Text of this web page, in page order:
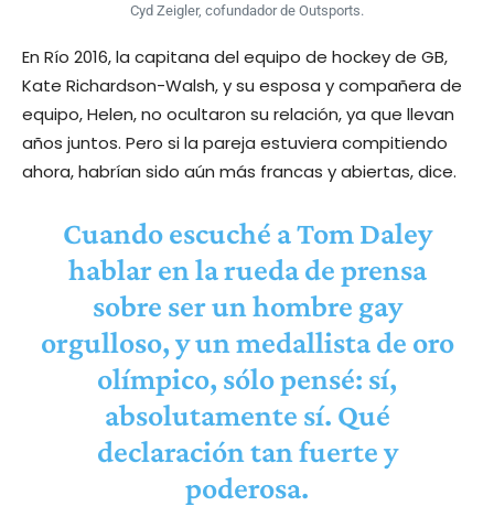
Cyd Zeigler, cofundador de Outsports.
En Río 2016, la capitana del equipo de hockey de GB,
Kate Richardson-Walsh, y su esposa y compañera de
equipo, Helen, no ocultaron su relación, ya que llevan
años juntos. Pero si la pareja estuviera compitiendo
ahora, habrían sido aún más francas y abiertas, dice.
Cuando escuché a Tom Daley
hablar en la rueda de prensa
sobre ser un hombre gay
orgulloso, y un medallista de oro
olímpico, sólo pensé: sí,
absolutamente sí. Qué
declaración tan fuerte y
poderosa.